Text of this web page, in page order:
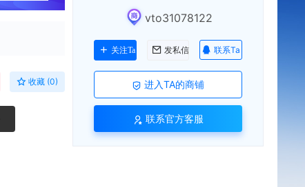
收藏 (0)
vto31078122
关注Ta 发私信 联系Ta
进入TA的商铺
联系官方客服